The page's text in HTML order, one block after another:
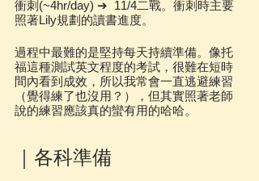
衝刺(~4hr/day) ➔  11/4二戰。衝刺時主要
照著Lily規劃的讀書進度。
過程中最難的是堅持每天持續準備。像托
福這種測試英文程度的考試，很難在短時
間內看到成效，所以我常會一直逃避練習
（覺得練了也沒用？），但其實照著老師
說的練習應該真的蠻有用的哈哈。
｜各科準備